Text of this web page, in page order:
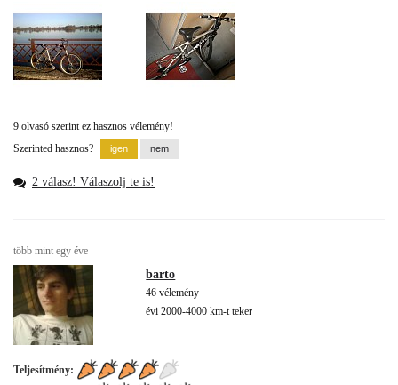
9 olvasó szerint ez hasznos vélemény!
Szerinted hasznos?
2 válasz! Válaszolj te is!
több mint egy éve
barto
46 vélemény
évi 2000-4000 km-t teker
Teljesítmény: